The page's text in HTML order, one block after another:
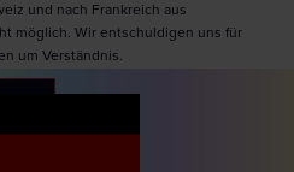
und nach Frankreich aus
möglich. Wir entschuldigen uns für
um Verständnis.